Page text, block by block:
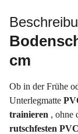
cm
Ob in der Frühe
Unterlegmatte
trainieren , ohne
rutschfesten